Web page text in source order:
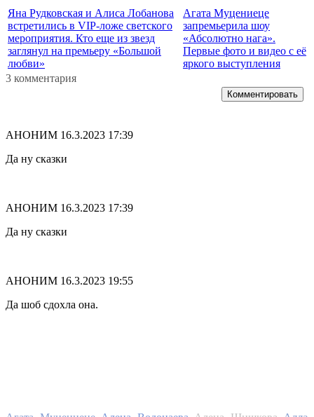
Яна Рудковская и Алиса Лобанова
встретились в VIP-ложе светского
мероприятия. Кто еще из звезд
заглянул на премьеру «Большой
любви»
Агата Муцениеце
запремьерила шоу
«Абсолютно нага».
Первые фото и видео с её
яркого выступления
3 комментария
Комментировать
АНОНИМ 16.3.2023 17:39
Да ну сказки
АНОНИМ 16.3.2023 17:39
Да ну сказки
АНОНИМ 16.3.2023 19:55
Да шоб сдохла она.